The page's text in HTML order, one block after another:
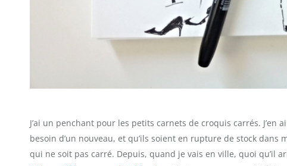
J’ai un penchant pour les petits carnets de croquis carrés.
besoin d’un nouveau, et qu’ils soient en rupture de stock
qui ne soit pas carré. Depuis, quand je vais en ville, quoi qu’il